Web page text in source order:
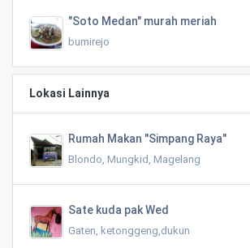
"Soto Medan" murah meriah
bumirejo
Lokasi Lainnya
Rumah Makan "Simpang Raya"
Blondo, Mungkid, Magelang
Sate kuda pak Wed
Gaten, ketonggeng,dukun